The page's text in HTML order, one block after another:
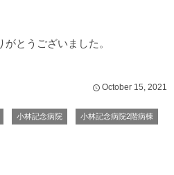
とうございました。
October 15, 2021
小林記念病院 小林記念病院2階病棟